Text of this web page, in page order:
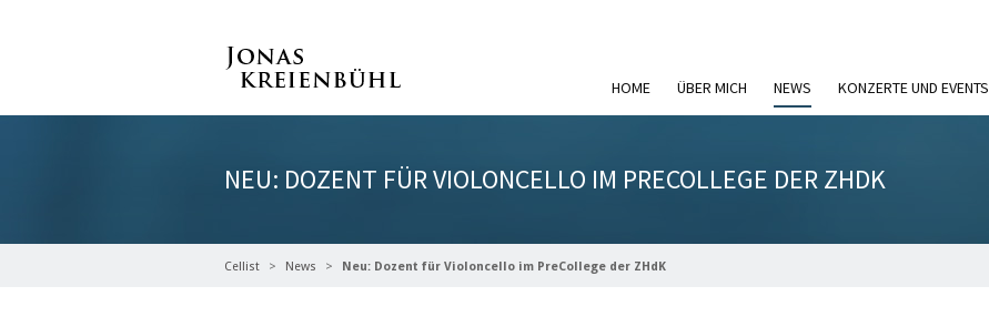
HOME ÜBER MICH NEWS KONZERTE UND EVENTS
NEU: DOZENT FÜR VIOLONCELLO IM PRECOLLEGE DER ZHDK
Cellist News Neu: Dozent für Violoncello im PreCollege der ZHdK